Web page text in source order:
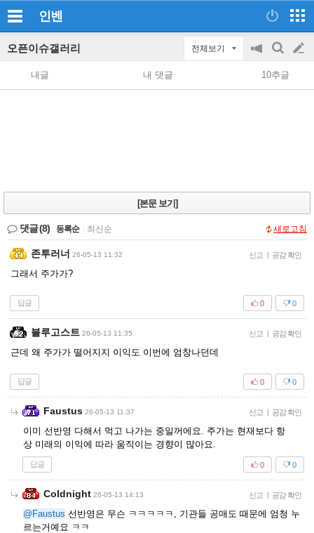
인벤
오픈이슈갤러리 전체보기
공
지
on/off
검
색
글
쓰
내글 내 댓글 10추글
[본문 보기]
댓글(8) 등록순 최신순 새로고침
존투러너 26-05-13 11:32 신고 | 공감 확인
그래서 주가가?
답글 0
0
블루고스트 26-05-13 11:35 신고 | 공감 확인
근데 왜 주가가 떨어지지 이익도 이번에 엄창나던데
답글 0
0
Faustus 26-05-13 11:37 신고 | 공감 확인
이미 선반영 다해서 먹고 나가는 중일꺼에요. 주가는 현재보다 항
상 미래의 이익에 따라 움직이는 경향이 많아요.
답글 0
0
Coldnight 26-05-13 14:13 신고 | 공감 확인
@Faustus 선반영은 무슨 ㅋㅋㅋㅋㅋ, 기관들 공매도 때문에 엄청 누
르는거예요 ㅋㅋ